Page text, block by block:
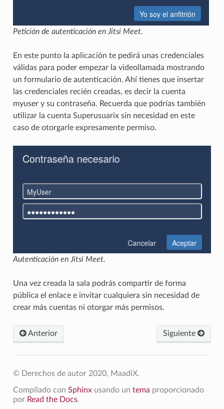
Petición de autenticación en Jitsi Meet.
En este punto la aplicación te pedirá unas credenciales
válidas para poder empezar la videollamada mostrando
un formulario de autenticación. Ahí tienes que insertar
las credenciales recién creadas, es decir la cuenta
myuser y su contraseña. Recuerda que podrías también
utilizar la cuenta Superusuarix sin necesidad en este
caso de otorgarle expresamente permiso.
Autenticación en Jitsi Meet.
Una vez creada la sala podrás compartir de forma
pública el enlace e invitar cualquiera sin necesidad de
crear más cuentas ni otorgar más permisos.
Anterior Siguiente
© Derechos de autor 2020, MaadiX.
Compilado con Sphinxusando un tema proporcionado
por Read the Docs.